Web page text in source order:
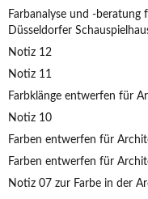
Farbanalyse und -beratung
Düsseldorfer
Notiz 12
Notiz 11
Farbklänge entwerfen für
Notiz 10
Farben entwerfen für
Farben entwerfen für
Notiz 07 zur Farbe in der